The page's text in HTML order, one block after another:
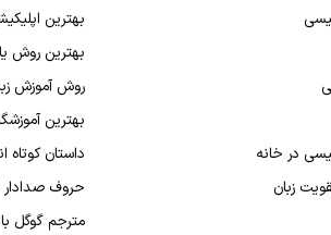
در خانه
زبان
بهترین
بهترین روش
روش آموزش
بهترین
داستان کوتاه
حروف صدادار
مترجم گوگل